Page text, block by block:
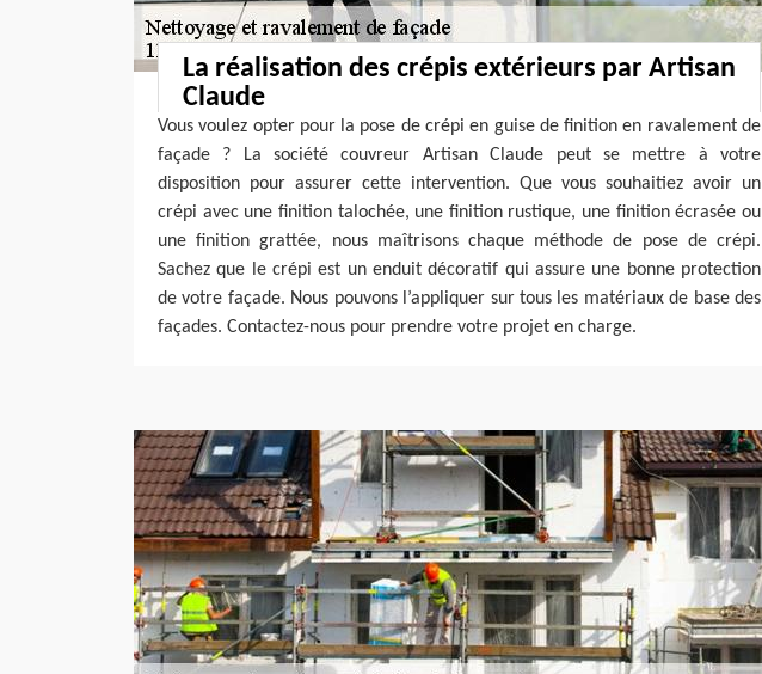
La réalisation des crépis extérieurs par Artisan
Claude
Vous voulez opter pour la pose de crépi en guise de finition en ravalement de
façade ? La société couvreur Artisan Claude peut se mettre à votre
disposition pour assurer cette intervention. Que vous souhaitiez avoir un
crépi avec une finition talochée, une finition rustique, une finition écrasée ou
une finition grattée, nous maîtrisons chaque méthode de pose de crépi.
Sachez que le crépi est un enduit décoratif qui assure une bonne protection
de votre façade. Nous pouvons l’appliquer sur tous les matériaux de base des
façades. Contactez-nous pour prendre votre projet en charge.